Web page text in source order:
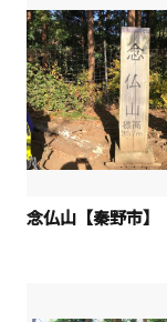
念仏山【秦野市】